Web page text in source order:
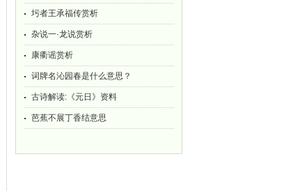
圬者王承福传赏析
杂说一·龙说赏析
康衢谣赏析
词牌名沁园春是什么意思？
古诗解读:《元日》资料
芭蕉不展丁香结意思